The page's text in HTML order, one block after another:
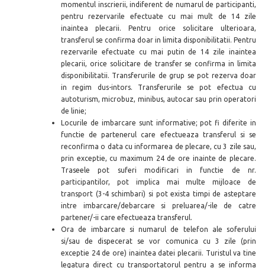
momentul inscrierii, indiferent de numarul de participanti,
pentru rezervarile efectuate cu mai mult de 1 4 zile
inaintea plecarii. Pentru orice solicitare ulterioara,
transferul se confirma doar in limita disponibilitatii. Pentru
rezervarile efectuate cu mai putin de 14 zile inaintea
plecarii, orice solicitare de transfer se confirma in limita
disponibilitatii. Transferurile de grup se pot rezerva doar
in regim dus-intors. Transferurile se pot efectua cu
autoturism, microbuz, minibus, autocar sau prin operatori
de linie;
Locurile de imbarcare sunt informative; pot fi diferite in
functie de partenerul care efectueaza transferul si se
reconfirma o data cu informarea de plecare, cu 3 zile sau,
prin exceptie, cu maximum 24 de ore inainte de plecare.
Traseele pot suferi modificari in functie de nr.
participantilor, pot implica mai multe mijloace de
transport (3-4 schimbari) si pot exista timpi de asteptare
intre imbarcare/debarcare si preluarea/-ile de catre
partener/-ii care efectueaza transferul.
Ora de imbarcare si numarul de telefon ale soferului
si/sau de dispecerat se vor comunica cu 3 zile (prin
exceptie 24 de ore) inaintea datei plecarii. Turistul va tine
legatura direct cu transportatorul pentru a se informa